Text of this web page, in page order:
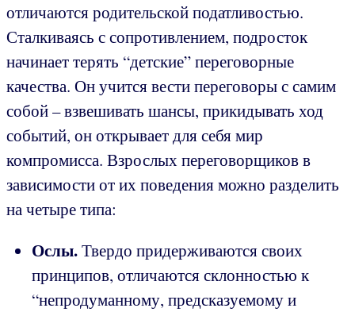
отличаются родительской податливостью.
Сталкиваясь с сопротивлением, подросток
начинает терять “детские” переговорные
качества. Он учится вести переговоры с самим
собой – взвешивать шансы, прикидывать ход
событий, он открывает для себя мир
компромисса. Взрослых переговорщиков в
зависимости от их поведения можно разделить
на четыре типа:
Ослы.Твердо придерживаются своих
принципов, отличаются склонностью к
“непродуманному, предсказуемому и